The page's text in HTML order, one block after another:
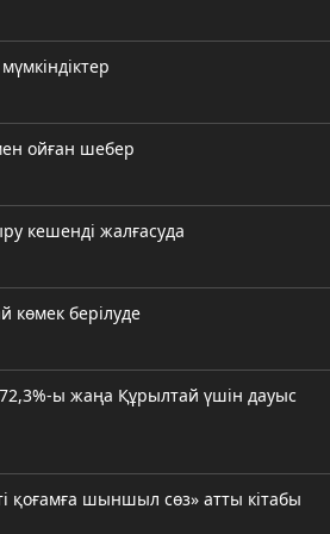
ойған шебер
кешенді жалғасуда
берілуде
ы жаңа Құрылтай үшін дауыс
қоғамға шыншыл сөз» атты кітабы